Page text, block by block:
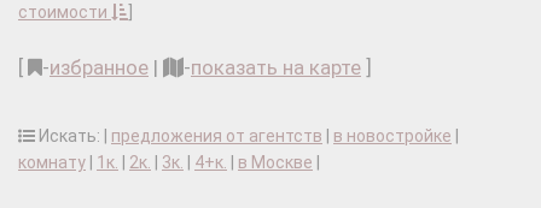
стоимости
-избранное | -показать на карте
Искать: | предложения от агентств в новостройке
комнату
1к. 2к. 3к. 4+к. в Москве